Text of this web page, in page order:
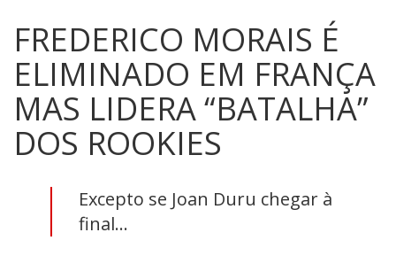
FREDERICO MORAIS É
ELIMINADO EM FRANÇA
MAS LIDERA “BATALHA”
DOS ROOKIES
Excepto se Joan Duru chegar à
final...